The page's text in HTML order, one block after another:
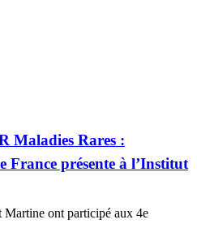
Maladies Rares :
France présente à l’Institut
ont participé aux 4e